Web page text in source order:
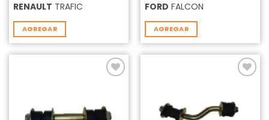
RENAULT TRAFIC
AGREGAR
FORD FALCON
AGREGAR
deseos
lista de
deseos